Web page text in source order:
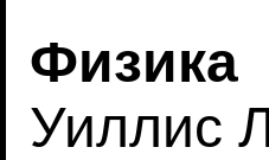
Физика
Уиллис